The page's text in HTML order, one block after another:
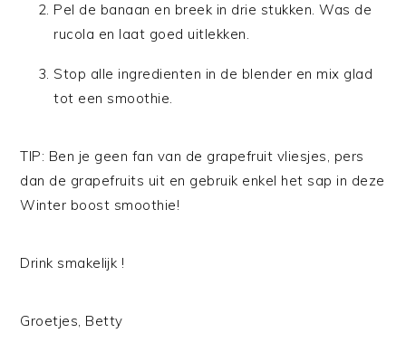
Pel de banaan en breek in drie stukken. Was de
rucola en laat goed uitlekken.
Stop alle ingredienten in de blender en mix glad
tot een smoothie.
TIP: Ben je geen fan van de grapefruit vliesjes, pers
dan de grapefruits uit en gebruik enkel het sap in deze
Winter boost smoothie!
Drink smakelijk !
Groetjes, Betty